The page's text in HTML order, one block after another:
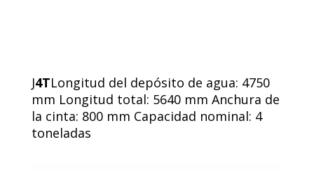
J4TLongitud del depósito de agua: 4750
mm Longitud total: 5640 mm Anchura de
la cinta: 800 mm Capacidad nominal: 4
toneladas